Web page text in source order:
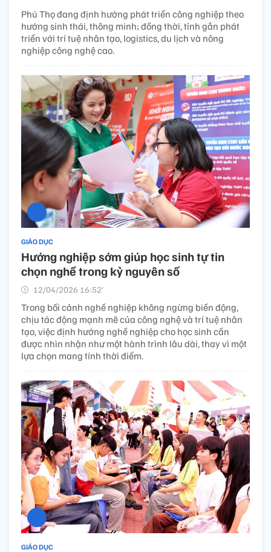
Phú Thọ đang định hướng phát triển công nghiệp theo
hướng sinh thái, thông minh; đồng thời, tỉnh gắn phát
triển với trí tuệ nhân tạo, logistics, du lịch và nông
nghiệp công nghệ cao.
GIÁO DỤC
Hướng nghiệp sớm giúp học sinh tự tin
chọn nghề trong kỷ nguyên số
12/04/2026 16:52’
Trong bối cảnh nghề nghiệp không ngừng biến động,
chịu tác động mạnh mẽ của công nghệ và trí tuệ nhân
tạo, việc định hướng nghề nghiệp cho học sinh cần
được nhìn nhận như một hành trình lâu dài, thay vì một
lựa chọn mang tính thời điểm.
GIÁO DỤC